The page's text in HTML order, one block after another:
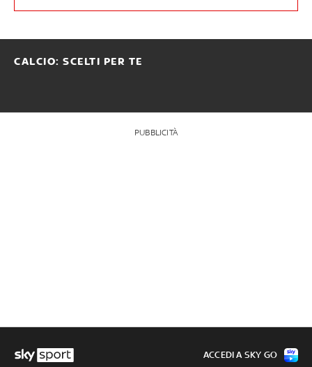
CALCIO: SCELTI PER TE
PUBBLICITÀ
ACCEDI A SKY GO